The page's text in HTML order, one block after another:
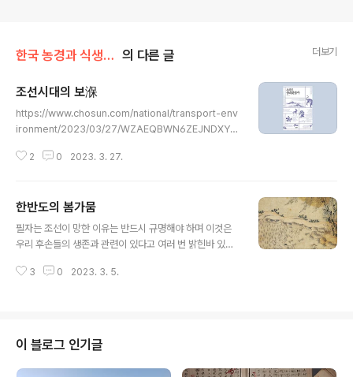
한국 농경과 식생활의 역사 의 다른 글 더보기
조선시대의 보湺
https://www.chosun.com/national/transport-env
ironment/2023/03/27/WZAEQBWN6ZEJNDXYM
움文때 없애려던 영산강·금강 보, 가뭄에 도움 영산강 승촌
깊이 있어도 피할 수 있었다고 나는 본다. 조선시대 후기에
대한 이해가 깊어지면서 우리 조상들이 모내기하기에는 적
합하지 않은 한반도 기후를 어떻게 극복해 냈는지 자세히
에서는 아래 저술이다. 김동진 교수가 쓴 이 책은 최근 10
2 0 2023. 3. 27.
한반도의 봄가뭄
필자는 조선이 망한 이유는 반드시 규명해야 하며 이것은
우리 후손들의 생존과 관련이 있다고 여러 번 밝힌바 있다.
이 있기 때문이다. 조선이 망한 이유를 우리 조상이 못나서,
국사를 디테일하게 파고 들면서 항상 느끼는 것은 우리 조
상들은 살아남기 위해 필사적인 노력을 다했다는 것이다.
우리가 그것을 잘 모르기 때문에 그들이 놀았고, 못나서 나
3 0 2023. 3. 5.
이 블로그 인기글